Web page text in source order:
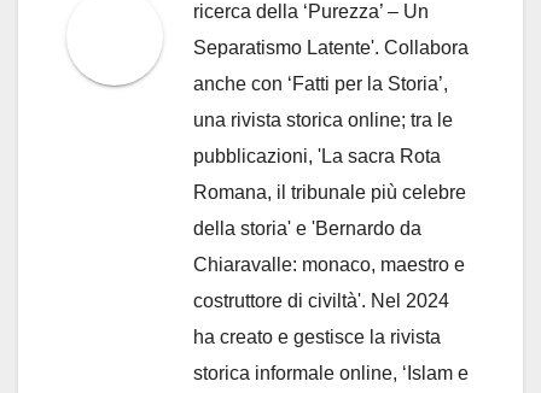
ricerca della ‘Purezza’ – Un
Separatismo Latente'. Collabora
anche con ‘Fatti per la Storia’,
una rivista storica online; tra le
pubblicazioni, 'La sacra Rota
Romana, il tribunale più celebre
della storia' e 'Bernardo da
Chiaravalle: monaco, maestro e
costruttore di civiltà'. Nel 2024
ha creato e gestisce la rivista
storica informale online, ‘Islam e